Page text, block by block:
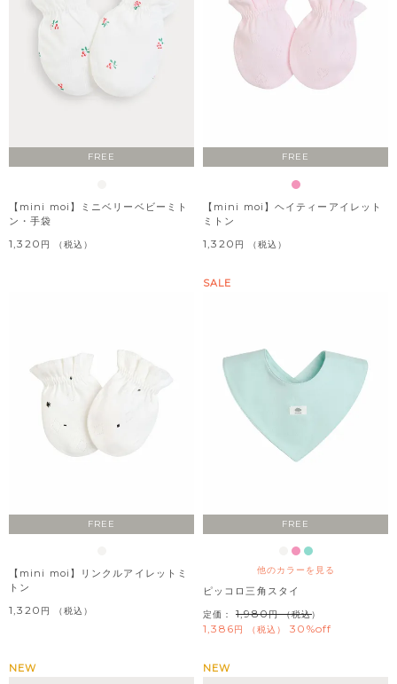
FREE
【mini moi】ミニベリーベビーミト
ン・手袋
1,320 税込
FREE
【mini moi】ヘイティーアイレット
ミトン
1,320 税込
FREE
【mini moi】リンクルアイレットミ
トン
1,320 税込
FREE
他のカラーを見る
SALE
ピッコロ三角スタイ
定価： 1,980 （税込）
1,386 税込 30%off
NEW NEW